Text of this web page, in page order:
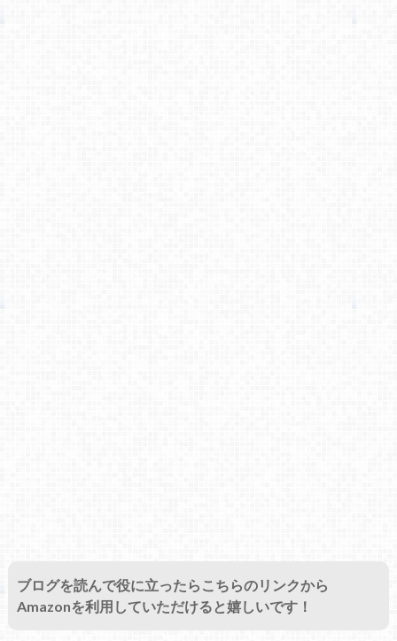
ブログを読んで役に立ったらこちらのリンクから
Amazonを利用していただけると嬉しいです！